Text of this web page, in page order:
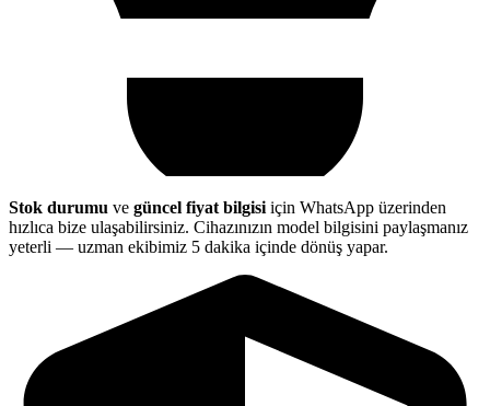
Stok durumu ve güncel fiyat bilgisi için WhatsApp üzerinden
hızlıca bize ulaşabilirsiniz. Cihazınızın model bilgisini paylaşmanız
yeterli — uzman ekibimiz 5 dakika içinde dönüş yapar.